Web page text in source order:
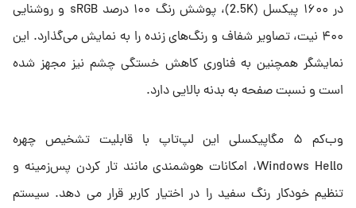
در ۱۶۰۰ پیکسل (2.5K)، پوشش رنگ ۱۰۰ درصد sRGB و روشنایی
۴۰۰ نیت، تصاویر شفاف و رنگ‌های زنده را به نمایش می‌گذارد. این
نمایشگر همچنین به فناوری کاهش خستگی چشم نیز مجهز شده
است و نسبت صفحه به بدنه بالایی دارد.
وب‌کم ۵ مگاپیکسلی این لپ‌تاپ با قابلیت تشخیص چهره
Windows Hello، امکانات هوشمندی مانند تار کردن پس‌زمینه و
تنظیم خودکار رنگ سفید را در اختیار کاربر قرار می دهد. سیستم